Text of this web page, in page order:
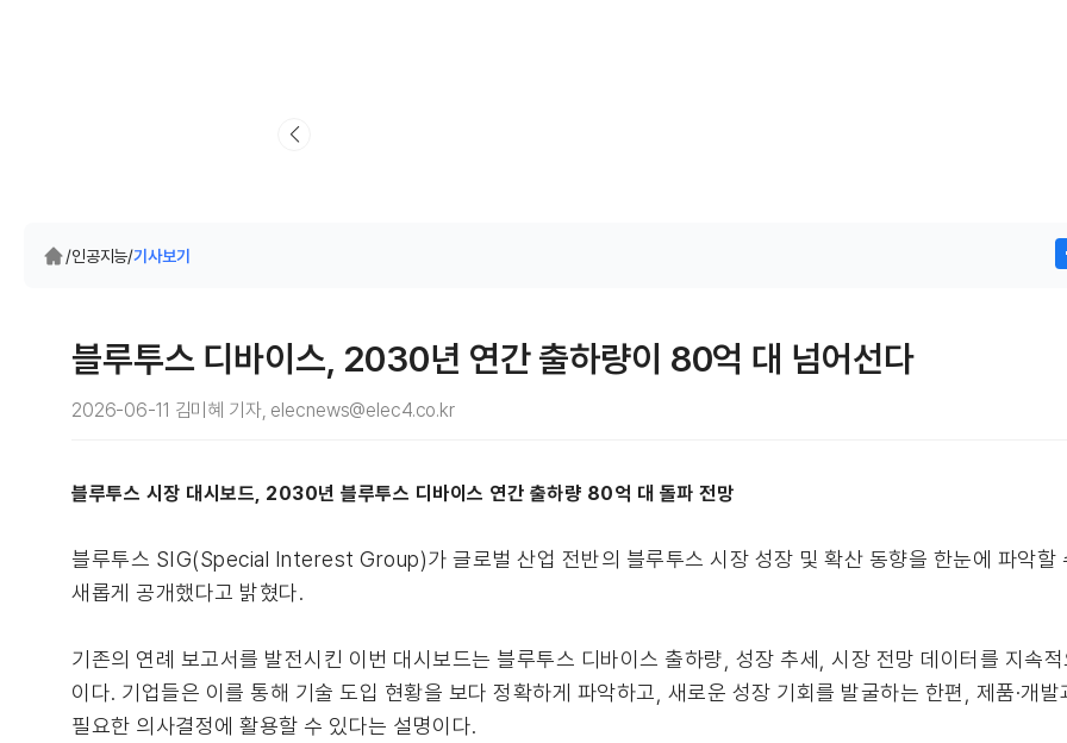
/인공지능/기사보기
블루투스 디바이스, 2030년 연간 출하량이 80억 대 넘어선다
2026-06-11 김미혜 기자, elecnews@elec4.co.kr
블루투스 시장 대시보드, 2030년 블루투스 디바이스 연간 출하량 80억 대 돌파 전망
블루투스 SIG(Special Interest Group)가 글로벌 산업 전반의 블루투스 시장 성장 및 확산 동향을 한눈에 파악할
새롭게 공개했다고 밝혔다.
기존의 연례 보고서를 발전시킨 이번 대시보드는 블루투스 디바이스 출하량, 성장 추세, 시장 전망 데이터를 지속
이다. 기업들은 이를 통해 기술 도입 현황을 보다 정확하게 파악하고, 새로운 성장 기회를 발굴하는 한편, 제품·개
필요한 의사결정에 활용할 수 있다는 설명이다.